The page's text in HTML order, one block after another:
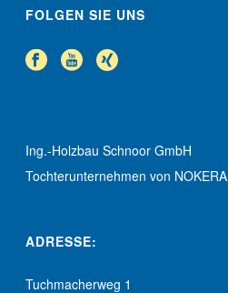
FOLGEN SIE UNS
Ing.-Holzbau Schnoor GmbH
Tochterunternehmen von NOKERA
ADRESSE:
Tuchmacherweg 1